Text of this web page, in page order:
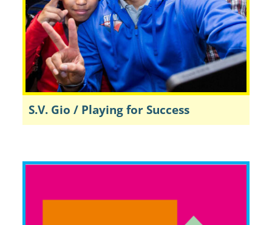
S.V. Gio / Playing for Success